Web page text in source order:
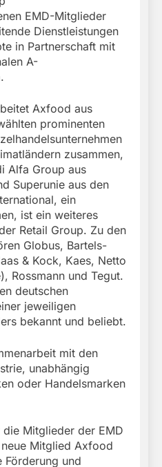
EMD-Mitglieder
Dienstleistungen
in Partnerschaft mit
A-
Axfood aus
prominenten
zusammen,
Alfa Group aus
Superunie aus den
ein
ist ein weiteres
Retail Group. Zu den
Globus, Bartels-
& Kock, Kaes, Netto
Rossmann und Tegut.
deutschen
jeweiligen
bekannt und beliebt.
mit den
unabhängig
oder Handelsmarken
Mitglieder der EMD
Mitglied Axfood
und